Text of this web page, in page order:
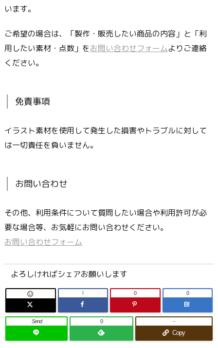
います。
ご希望の場合は、「製作・販売したい商品の内容」と「利
用したい素材・点数」をお問い合わせフォームよりご連絡
ください。
免責事項
イラスト素材を使用して発生した損害やトラブルに対して
は一切責任を負いません。
お問い合わせ
その他、利用条件について質問したい場合や利用許可が必
要な場合等、お気軽にお問い合わせください。
お問い合わせフォーム
よろしければシェアお願いします
 ! 0
B!
0
Send 0
Copy
-